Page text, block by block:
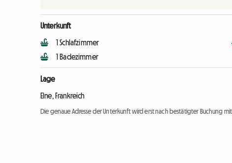
Unterkunft
1 Schlafzimmer
1 Badezimmer
Lage
Elne, Frankreich
Die genaue Adresse der Unterkunft wird erst nach bestätigter Buchung